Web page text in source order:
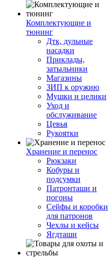
Комплектующие и
тюнинг
Дтк, дульные
насадки
Приклады,
затыльники
Магазины
ЗИП к оружию
Мушки и целики
Уход и
обслуживание
Цевья
Рукоятки
Хранение и перенос
Рюкзаки
Кобуры и
подсумки
Патронташи и
погоны
Сейфы и коробки
для патронов
Чехлы и кейсы
Ягдташи